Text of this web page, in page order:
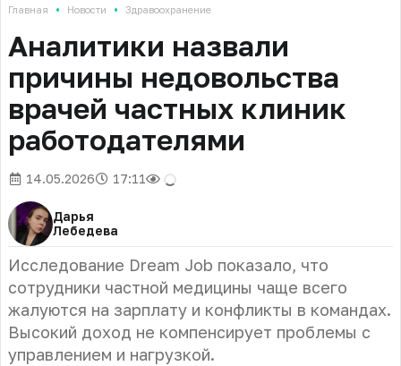
Главная • Новости • Здравоохранение
Аналитики назвали
причины недовольства
врачей частных клиник
работодателями
14.05.2026 17:11
Дарья
Лебедева
Исследование Dream Job показало, что
сотрудники частной медицины чаще всего
жалуются на зарплату и конфликты в командах.
Высокий доход не компенсирует проблемы с
управлением и нагрузкой.